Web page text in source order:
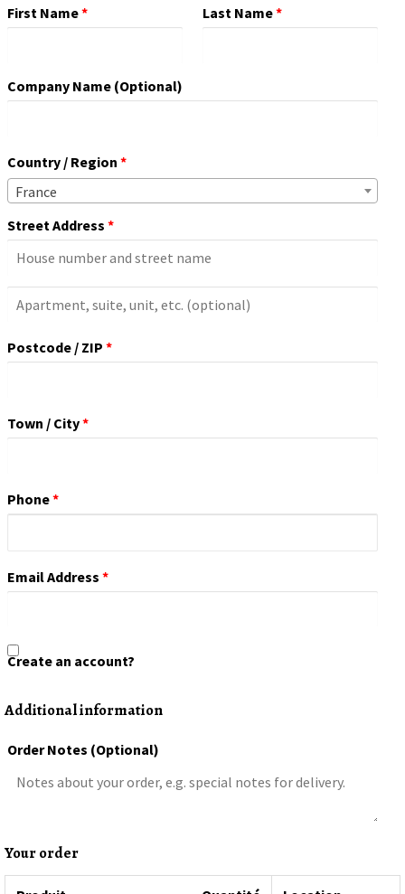
First Name* Last Name*
Company Name (optional)
Country / Region *
France
Street Address *
Apartment,
Unit,
Postcode / ZIP *
Town / City*
Phone*
Email Address *
Create an account?
Additional information
Order Notes (optional)
Your order